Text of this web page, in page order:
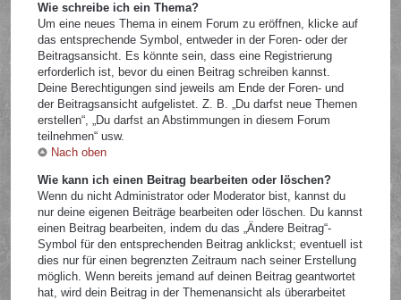
Wie schreibe ich ein Thema?
Um eine neues Thema in einem Forum zu eröffnen, klicke auf
das entsprechende Symbol, entweder in der Foren- oder der
Beitragsansicht. Es könnte sein, dass eine Registrierung
erforderlich ist, bevor du einen Beitrag schreiben kannst.
Deine Berechtigungen sind jeweils am Ende der Foren- und
der Beitragsansicht aufgelistet. Z. B. „Du darfst neue Themen
erstellen“, „Du darfst an Abstimmungen in diesem Forum
teilnehmen“ usw.
Nach oben
Wie kann ich einen Beitrag bearbeiten oder löschen?
Wenn du nicht Administrator oder Moderator bist, kannst du
nur deine eigenen Beiträge bearbeiten oder löschen. Du kannst
einen Beitrag bearbeiten, indem du das „Ändere Beitrag“-
Symbol für den entsprechenden Beitrag anklickst; eventuell ist
dies nur für einen begrenzten Zeitraum nach seiner Erstellung
möglich. Wenn bereits jemand auf deinen Beitrag geantwortet
hat, wird dein Beitrag in der Themenansicht als überarbeitet